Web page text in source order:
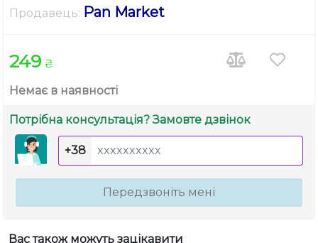
Продавець: Pan Market
249 ₴
Немає в наявності
Потрібна консультація? Замовте дзвінок
+38
Передзвоніть мені
Вас також можуть зацікавити